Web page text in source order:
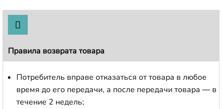
Правила возврата товара
Потребитель вправе отказаться от товара в любое
время до его передачи, а после передачи товара — в
течение 2 недель;